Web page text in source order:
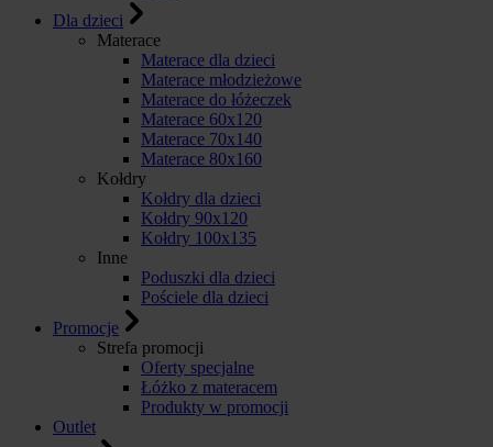
Dla dzieci
Materace
Materace dla dzieci
Materace młodzieżowe
Materace do łóżeczek
Materace 60x120
Materace 70x140
Materace 80x160
Kołdry
Kołdry dla dzieci
Kołdry 90x120
Kołdry 100x135
Inne
Poduszki dla dzieci
Pościele dla dzieci
Promocje
Strefa promocji
Oferty specjalne
Łóżko z materacem
Produkty w promocji
Outlet